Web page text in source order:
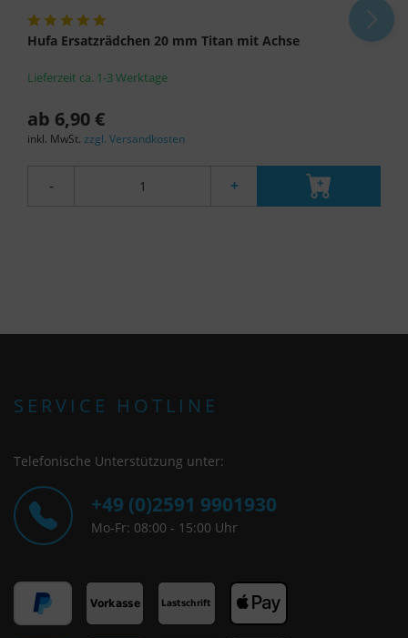
Hufa Ersatzrädchen 20 mm Titan mit Achse
Lieferzeit ca. 1-3 Werktage
ab 6,90 €
inkl. MwSt. zzgl. Versandkosten
- +
SERVICE HOTLINE
Telefonische Unterstützung unter:
+49 (0)2591 9901930
Mo-Fr: 08:00 - 15:00 Uhr